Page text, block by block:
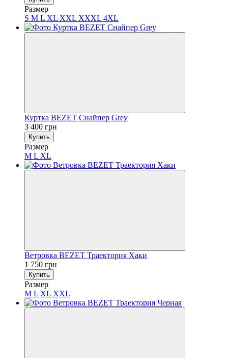
Размер
S M L XL XXL XXXL 4XL
Куртка BEZET Снайпер Grey
3 400 грн
Купить
Размер
M L XL
Ветровка BEZET Траектория Хаки
1 750 грн
Купить
Размер
M L XL XXL